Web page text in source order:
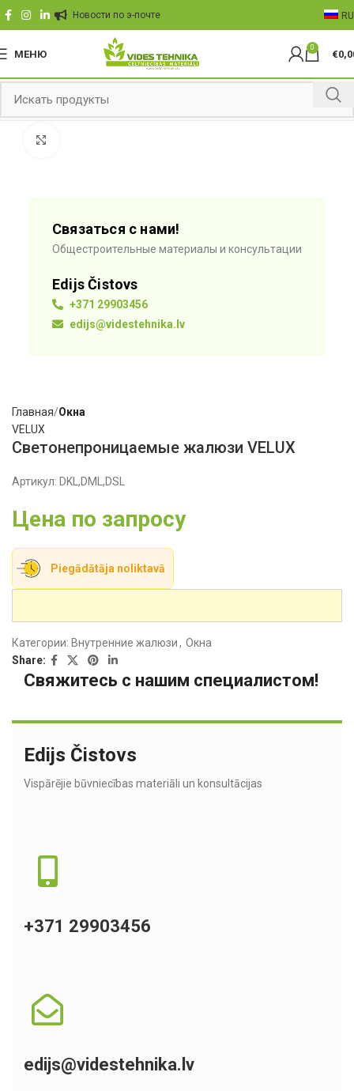
Hовости по э-почте RU
МЕНЮ
0
€
Связаться с нами!
Общестроительные материалы и консультации
Edijs Čistovs
+371 29903456
edijs@videstehnika.lv
Главная Oкна
VELUX
Светонепроницаемые жалюзи VELUX
Артикул: DKL,DML,DSL
Цена по запросу
Piegādātāja noliktavā
Категории: Внутренние жалюзи, Oкна
Share:
Свяжитесь с нашим специалистом!
Edijs Čistovs
Vispārējie būvniecības materiāli un konsultācijas
+371 29903456
edijs@videstehnika.lv